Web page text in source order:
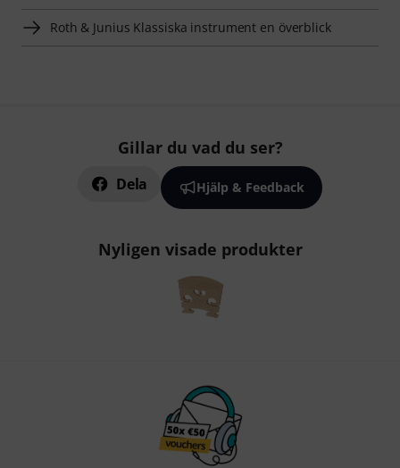
Roth & Junius Klassiska instrument en överblick
Gillar du vad du ser?
Dela Hjälp & Feedback
Nyligen visade produkter